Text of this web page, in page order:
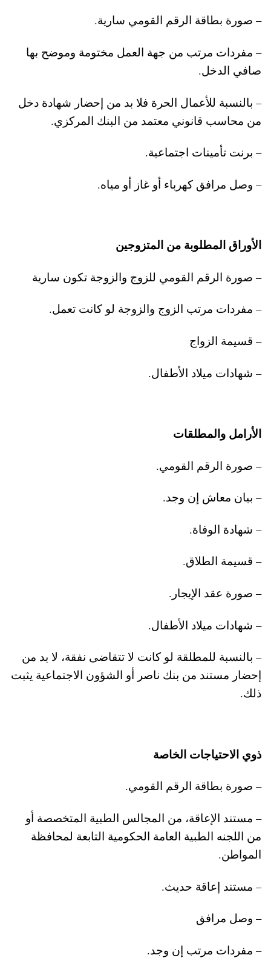
– صورة بطاقة الرقم القومي سارية.
– مفردات مرتب من جهة العمل مختومة وموضح بها
صافي الدخل.
– بالنسبة للأعمال الحرة فلا بد من إحضار شهادة دخل
من محاسب قانوني معتمد من البنك المركزي.
– برنت تأمينات اجتماعية.
– وصل مرافق كهرباء أو غاز أو مياه.
الأوراق المطلوبة من المتزوجين
– صورة الرقم القومي للزوج والزوجة تكون سارية
– مفردات مرتب الزوج والزوجة لو كانت تعمل.
– قسيمة الزواج
– شهادات ميلاد الأطفال.
الأرامل والمطلقات
– صورة الرقم القومي.
– بيان معاش إن وجد.
– شهادة الوفاة.
– قسيمة الطلاق.
– صورة عقد الإيجار.
– شهادات ميلاد الأطفال.
– بالنسبة للمطلقة لو كانت لا تتقاضى نفقة، لا بد من
إحضار مستند من بنك ناصر أو الشؤون الاجتماعية يثبت
ذلك.
ذوي الاحتياجات الخاصة
– صورة بطاقة الرقم القومي.
– مستند الإعاقة، من المجالس الطبية المتخصصة أو
من اللجنه الطبية العامة الحكومية التابعة لمحافظة
المواطن.
– مستند إعاقة حديث.
– وصل مرافق
– مفردات مرتب إن وجد.